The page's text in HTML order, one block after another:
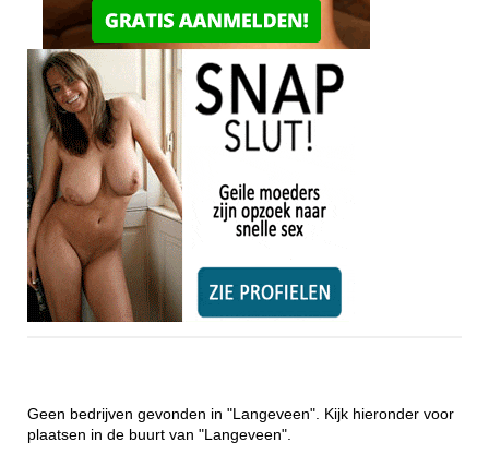
Geen bedrijven gevonden in "Langeveen". Kijk hieronder voor
plaatsen in de buurt van "Langeveen".